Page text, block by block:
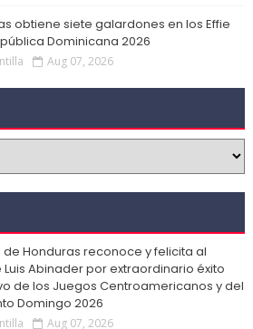
obtiene siete galardones en los Effie
Dominicana 2026
Aug 07, 2026
Honduras reconoce y felicita al
Abinader por extraordinario éxito
de los Juegos Centroamericanos y del
Domingo 2026
Aug 07, 2026